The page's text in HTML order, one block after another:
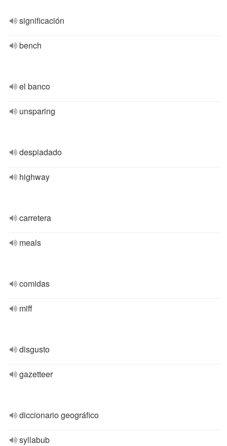
significación
bench
el banco
unsparing
despiadado
highway
carretera
meals
comidas
miff
disgusto
gazetteer
diccionario geográfico
syllabub